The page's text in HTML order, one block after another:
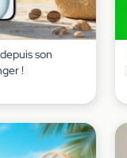
son
!